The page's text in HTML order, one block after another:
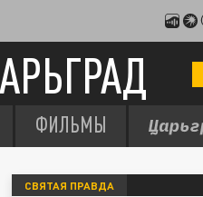
ФИЛЬМЫ
СВЯТАЯ ПРАВДА